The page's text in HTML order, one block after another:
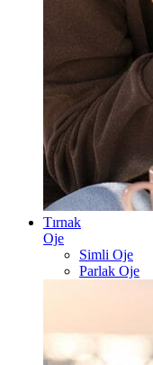
Tırnak
Oje
Simli Oje
Parlak Oje